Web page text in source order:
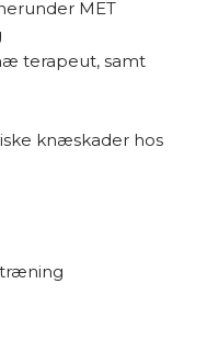
MET
terapeut, samt
knæskader hos